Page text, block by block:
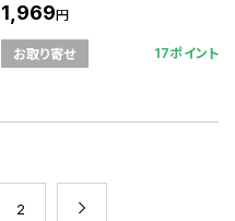
1,969円
お取り寄せ 17ポイント
2